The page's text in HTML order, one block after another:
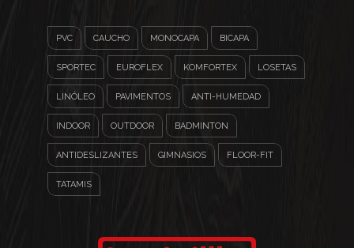
PVC CAUCHO MONOCAPA BICAPA
SPORTEC EUROFLEX KOMFORTEX LOSETAS
LINÓLEO PAVIMENTOS ANTI-HUMEDAD
INDOOR OUTDOOR BADMINTON
ANTIDESLIZANTES GIMNASIOS FLOOR-FIT
TATAMIS